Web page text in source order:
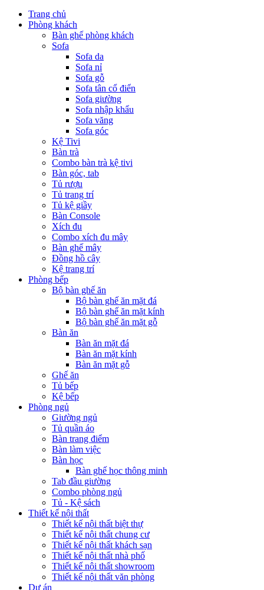
Trang chủ
Phòng khách
Bàn ghế phòng khách
Sofa
Sofa da
Sofa nỉ
Sofa gỗ
Sofa tân cổ điển
Sofa giường
Sofa nhập khẩu
Sofa văng
Sofa góc
Kệ Tivi
Bàn trà
Combo bàn trà kệ tivi
Bàn góc, tab
Tủ rượu
Tủ trang trí
Tủ kệ giầy
Bàn Console
Xích đu
Combo xích đu mây
Bàn ghế mây
Đồng hồ cây
Kệ trang trí
Phòng bếp
Bộ bàn ghế ăn
Bộ bàn ghế ăn mặt đá
Bộ bàn ghế ăn mặt kính
Bộ bàn ghế ăn mặt gỗ
Bàn ăn
Bàn ăn mặt đá
Bàn ăn mặt kính
Bàn ăn mặt gỗ
Ghế ăn
Tủ bếp
Kệ bếp
Phòng ngủ
Giường ngủ
Tủ quần áo
Bàn trang điểm
Bàn làm việc
Bàn học
Bàn ghế học thông minh
Tab đầu giường
Combo phòng ngủ
Tủ - Kệ sách
Thiết kế nội thất
Thiết kế nội thất biệt thự
Thiết kế nội thất chung cư
Thiết kế nội thất khách sạn
Thiết kế nội thất nhà phố
Thiết kế nội thất showroom
Thiết kế nội thất văn phòng
Dự án